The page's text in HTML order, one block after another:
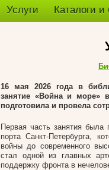
Услуги Каталоги
16 мая 2026 года в
занятие «Война и море»
подготовила и провела
Первая часть занятия
порта Санкт-Петербурга,
войны до современного
стал одной из главных
поддержку фронта в